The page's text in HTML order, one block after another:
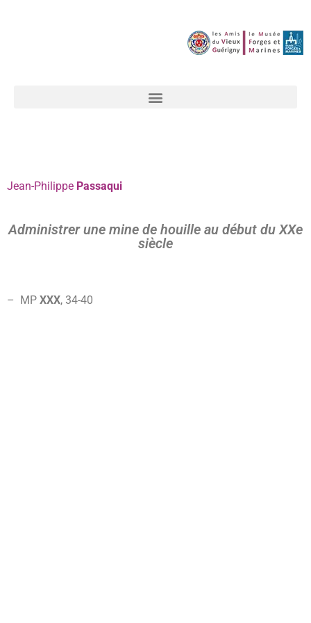
Jean-Philippe Passaqui
Administrer une mine de houille au début du XXe
siècle
– MP XXX, 34-40